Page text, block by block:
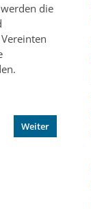
die
Weiter